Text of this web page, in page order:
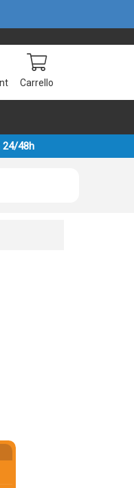
Carrello
24/48h